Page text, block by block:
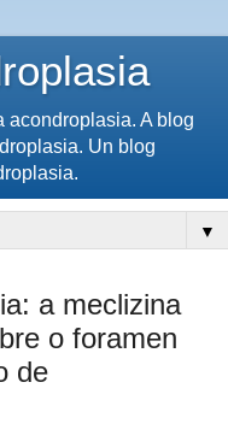
acondroplasia. A blog
Un blog
▼
a meclizina
o foramen
de